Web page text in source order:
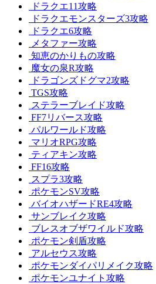
ドラクエ11攻略
ドラクエモンスターズ3攻略
ドラクエ6攻略
メタファー攻略
知恵のかりもの攻略
魔女の泉R攻略
ドラゴンズドグマ2攻略
TGS攻略
ステラーブレイド攻略
FF7リバース攻略
パルワールド攻略
マリオRPG攻略
ティアキン攻略
FF16攻略
スプラ3攻略
ポケモンSV攻略
バイオハザードRE4攻略
サンブレイク攻略
ブレスオブザワイルド攻略
ポケモン剣盾攻略
アルセウス攻略
ポケモンダイパリメイク攻略
ポケモンユナイト攻略